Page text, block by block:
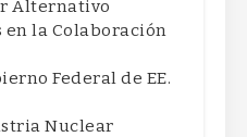
Alternativo
en la Colaboración
Federal de EE.
Nuclear